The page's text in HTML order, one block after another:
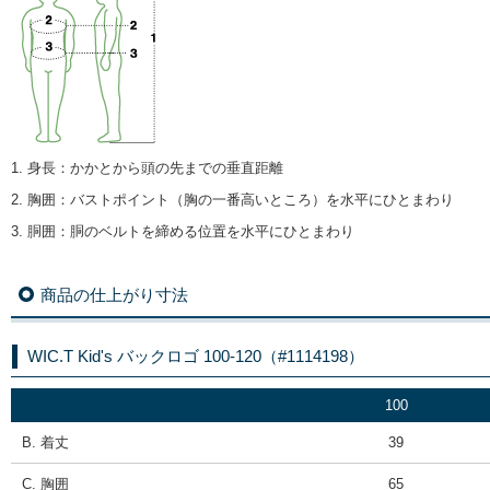
1. 身長 ： かかとから頭の先までの垂直距離
2. 胸囲 ： バストポイント（胸の一番高いところ）を水平にひとまわり
3. 胴囲 ： 胴のベルトを締める位置を水平にひとまわり
商品の仕上がり寸法
WIC.T Kid's バックロゴ 100-120（#1114198）
100
B. 着丈 39
C. 胸囲 65